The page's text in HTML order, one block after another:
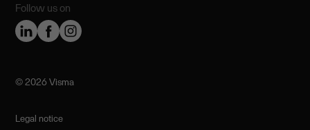
Follow us on
©️ 2026 Visma
Legal notice